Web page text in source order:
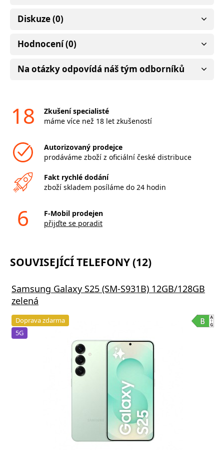
Diskuze (0)
Hodnocení (0)
Na otázky odpovídá náš tým odborníků
18
Zkušení specialisté
máme více než 18 let zkušeností
Autorizovaný prodejce
prodáváme zboží z oficiální české distribuce
Fakt rychlé dodání
zboží skladem posíláme do 24 hodin
6
F-Mobil prodejen
přijďte se poradit
SOUVISEJÍCÍ TELEFONY (12)
Samsung Galaxy S25 (SM-S931B) 12GB/128GB
zelená
Doprava zdarma
5G